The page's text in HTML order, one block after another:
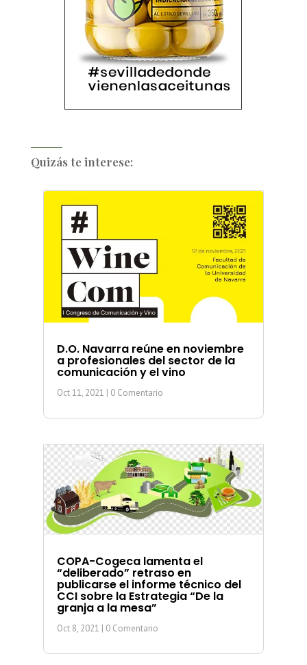
Quizás te interese:
D.O. Navarra reúne en noviembre
a profesionales del sector de la
comunicación y el vino
Oct 11, 2021 | 0 Comentario
COPA-Cogeca lamenta el
“deliberado” retraso en
publicarse el informe técnico del
CCI sobre la Estrategia “De la
granja a la mesa”
Oct 8, 2021 | 0 Comentario